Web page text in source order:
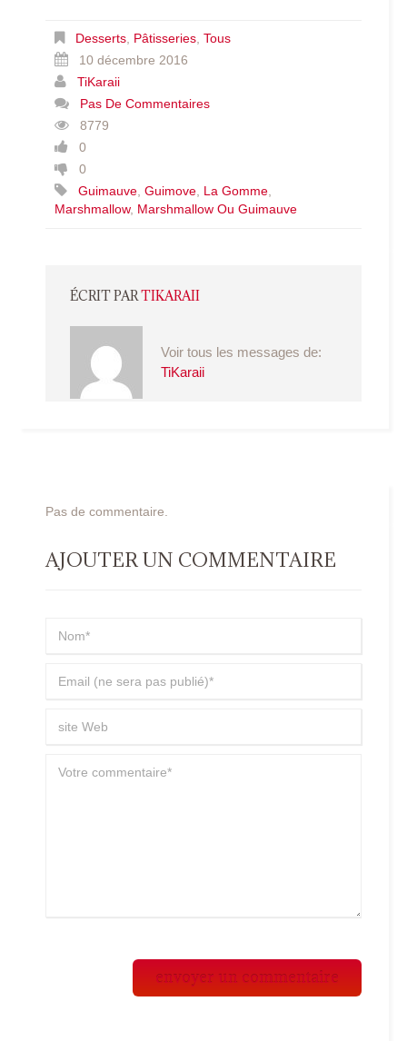
Desserts Pâtisseries Tous
10 décembre 2016
TiKaraii
Pas De Commentaires
8779
0
0
Guimauve Guimove La Gomme
Marshmallow, Marshmallow Ou Guimauve
ÉCRIT PARTIKARAII
Voir tous les messages de:
TiKaraii
Pas de commentaire.
AJOUTER UN COMMENTAIRE